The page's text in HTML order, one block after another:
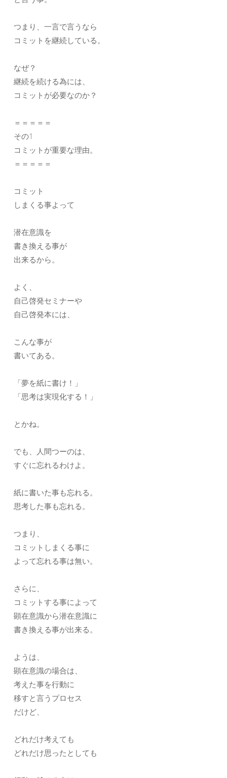
つまり、一言で言うなら
コミットを継続している。
なぜ？
継続を続ける為には、
コミットが必要なのか？
＝＝＝＝＝
その1
コミットが重要な理由。
＝＝＝＝＝
コミット
しまくる事よって
潜在意識を
書き換える事が
出来るから。
よく、
自己啓発セミナーや
自己啓発本には、
こんな事が
書いてある。
「夢を紙に書け！」
「思考は実現化する！」
とかね。
でも、人間つーのは、
すぐに忘れるわけよ。
紙に書いた事も忘れる。
思考した事も忘れる。
つまり、
コミットしまくる事に
よって忘れる事は無い。
さらに、
コミットする事によって
顕在意識から潜在意識に
書き換える事が出来る。
ようは、
顕在意識の場合は、
考えた事を行動に
移すと言うプロセス
だけど、
どれだけ考えても
どれだけ思ったとしても